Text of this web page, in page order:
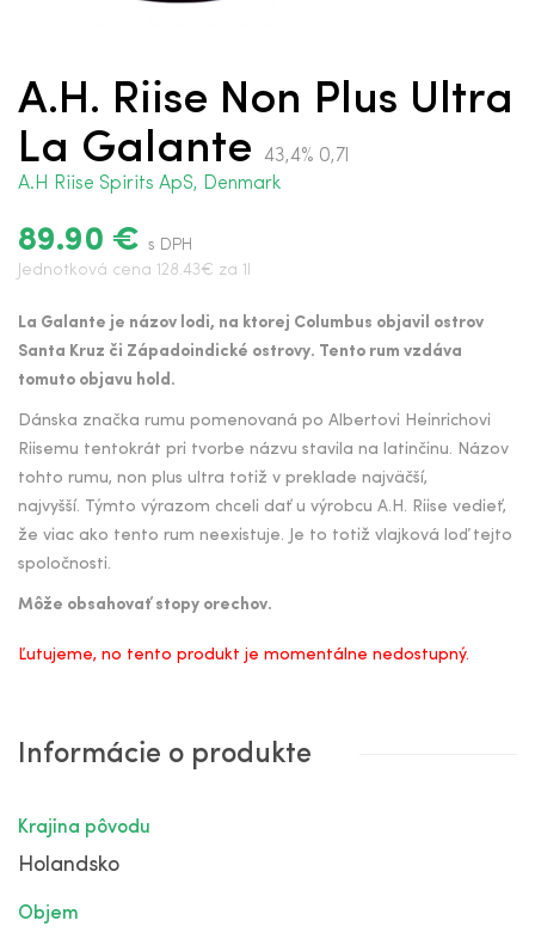
A.H. Riise Non Plus Ultra
La Galante
43,4% 0,7l
A.H Riise Spirits ApS, Denmark
89.90 € s DPH
Jednotková cena 128.43€ za 1l
La Galante je názov lodi, na ktorej Columbus objavil ostrov
Santa Kruz či Západoindické ostrovy. Tento rum vzdáva
tomuto objavu hold.
Dánska značka rumu pomenovaná po Albertovi Heinrichovi
Riisemu tentokrát pri tvorbe názvu stavila na latinčinu. Názov
tohto rumu, non plus ultra totiž v preklade najväčší,
najvyšší. Týmto výrazom chceli dať u výrobcu A.H. Riise vedieť,
že viac ako tento rum neexistuje. Je to totiž vlajková loď tejto
spoločnosti.
Môže obsahovať stopy orechov.
Ľutujeme, no tento produkt je momentálne nedostupný.
Informácie o produkte
Krajina pôvodu
Holandsko
Objem